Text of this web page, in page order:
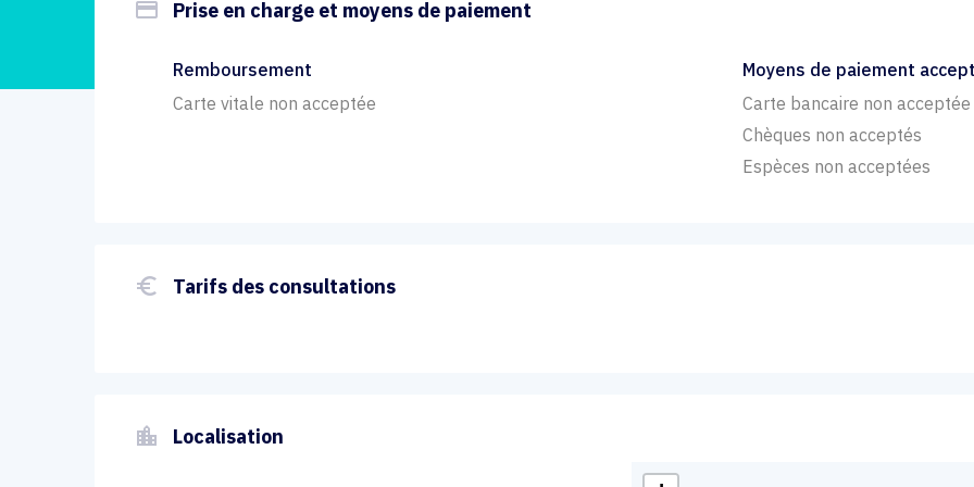
payment Prise en charge et moyens de paiement
Remboursement
Carte vitale non acceptée
Moyens de paiement
Carte bancaire non acceptée
Chèques non acceptés
Espèces non acceptées
euro_symbol Tarifs des consultations
location_city Localisation